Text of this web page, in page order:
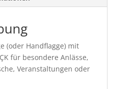
(oder Handflagge) mit
für besondere Anlässe,
Veranstaltungen oder